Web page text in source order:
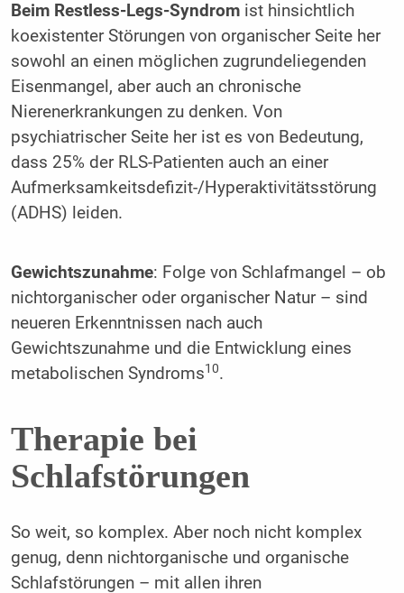
Beim Restless-Legs-Syndromist hinsichtlich
koexistenter Störungen von organischer Seite her
sowohl an einen möglichen zugrundeliegenden
Eisenmangel, aber auch an chronische
Nierenerkrankungen zu denken. Von
psychiatrischer Seite her ist es von Bedeutung,
dass 25% der RLS-Patienten auch an einer
Aufmerksamkeitsdefizit-/Hyperaktivitätsstörung
(ADHS) leiden.
Gewichtszunahme: Folge von Schlafmangel – ob
nichtorganischer oder organischer Natur – sind
neueren Erkenntnissen nach auch
Gewichtszunahme und die Entwicklung eines
metabolischen Syndroms10.
Therapie bei
Schlafstörungen
So weit, so komplex. Aber noch nicht komplex
genug, denn nichtorganische und organische
Schlafstörungen – mit allen ihren